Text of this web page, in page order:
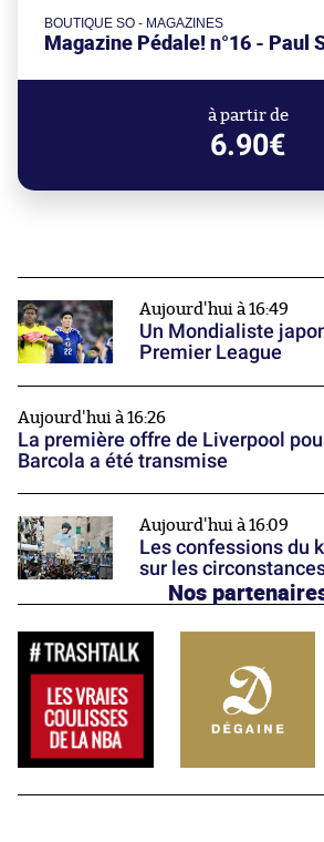
BOUTIQUE SO - MAGAZINES
Magazine Pédale! n°16 - Paul
à partir de
6.90€
Aujourd'hui à 16:49
Un Mondialiste
Premier League
Aujourd'hui à 16:26
La première offre de Liverpool
Barcola a été transmise
Aujourd'hui à 16:09
Les confessions du
sur les
Nos